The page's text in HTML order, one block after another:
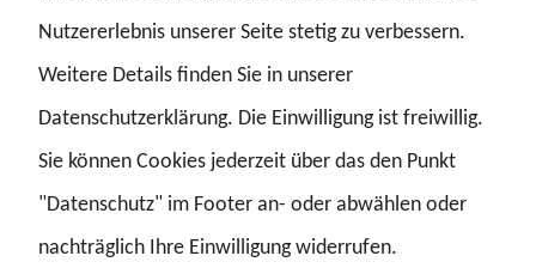
schaffen Raum für Ermittlungen“, erklärt das GdP-
Landesvorstandsmitglied. Gerade auch im Bereich der
Kripo seien Tarifbeschäftigte wichtig für leistungsfähige
Kommissariate: „Kriminalität darf nicht nur verwaltet
werden!“
Aus Sicht unserer Gewerkschaft zeigen die PKS-Zahlen vor
Nutzererlebnis unserer Seite stetig zu verbessern.
Weitere Details finden Sie in unserer
Datenschutzerklärung. Die Einwilligung ist freiwillig.
Sie können Cookies jederzeit über das den Punkt
"Datenschutz" im Footer an- oder abwählen oder
nachträglich Ihre Einwilligung widerrufen.